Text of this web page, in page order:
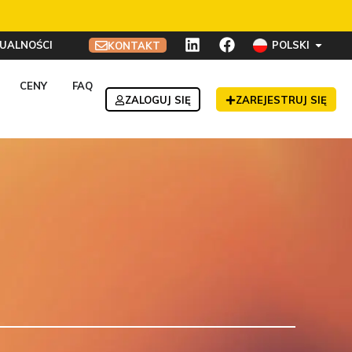
KONTAKT POLSKI
CENY
FAQ
ZALOGUJ SIĘ
ZAREJESTRUJ SIĘ